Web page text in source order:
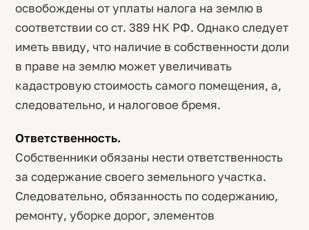
освобождены от уплаты налога на землю в
соответствии со ст. 389 НК РФ. Однако следует
иметь ввиду, что наличие в собственности доли
в праве на землю может увеличивать
кадастровую стоимость самого помещения, а,
следовательно, и налоговое бремя.
Ответственность.
Собственники обязаны нести ответственность
за содержание своего земельного участка.
Следовательно, обязанность по содержанию,
ремонту, уборке дорог, элементов